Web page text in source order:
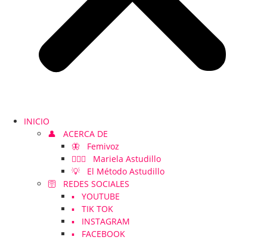
INICIO
👤 ACERCA DE
🦋 Femivoz
👱🏻‍♀️ Mariela Astudillo
💡 El Método Astudillo
🛜 REDES SOCIALES
▪️ YOUTUBE
▪️ TIK TOK
▪️ INSTAGRAM
▪️ FACEBOOK